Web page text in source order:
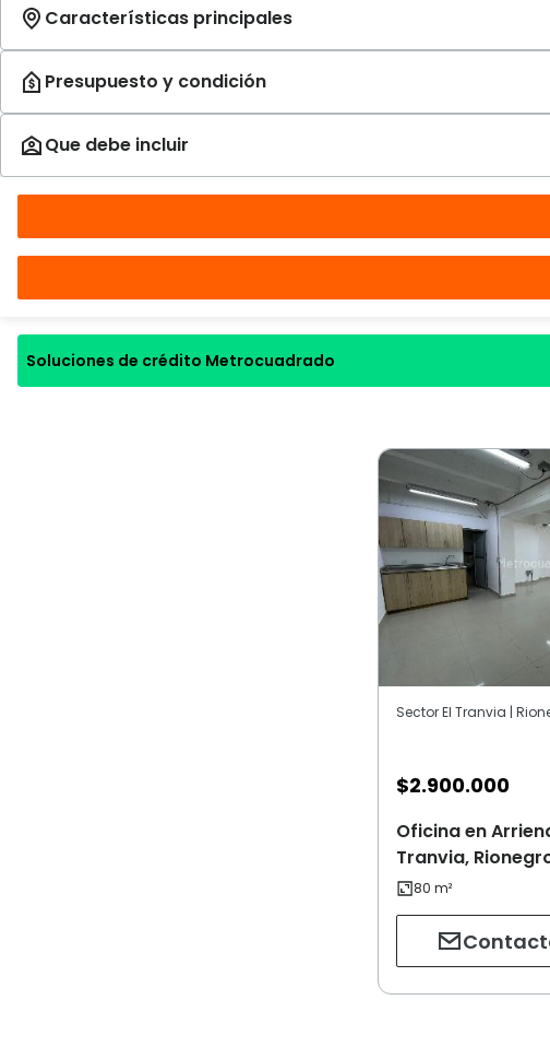
Soluciones de crédito Metrocuadrado
Sector El Tranvia |
$2.900.000
Oficina en
Tranvia,